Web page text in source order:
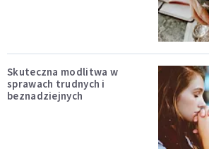
Skuteczna modlitwa w
sprawach trudnych i
beznadziejnych